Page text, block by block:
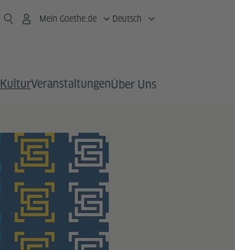
Mein Goethe.de Deutsch
KulturVeranstaltungenÜber Uns